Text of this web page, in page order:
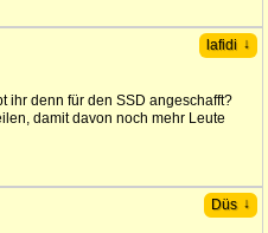
lafidi ↓
ihr denn für den SSD angeschafft?
damit davon noch mehr Leute
Düs ↓